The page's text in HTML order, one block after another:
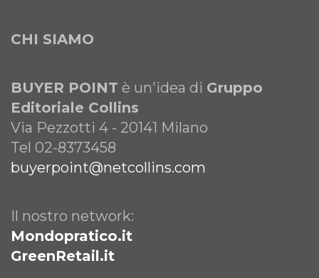
CHI SIAMO
BUYER POINT è un'idea di Gruppo
Editoriale Collins
Via Pezzotti 4 - 20141 Milano
Tel 02-8373458
buyerpoint@netcollins.com
Il nostro network:
Mondopratico.it
GreenRetail.it